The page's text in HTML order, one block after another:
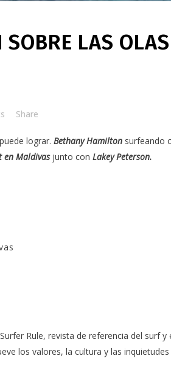
LAS
Share
lograr. Bethany Hamilton surfeando
en Maldivas junto con Lakey Peterson.
Surfer Rule, revista de referencia del surf y
los valores, la cultura y las